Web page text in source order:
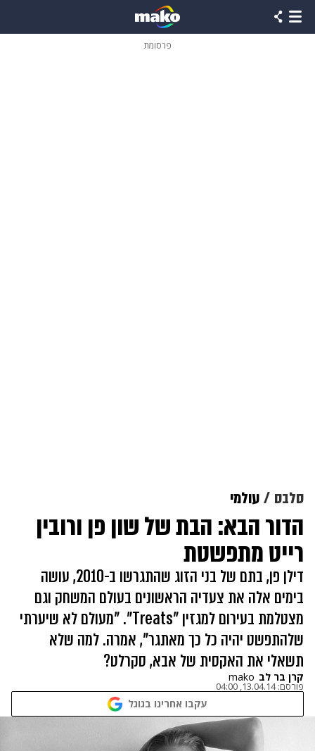
פרסומת
סלבס עולמי
הדור הבא: הבת של שון פן ורובין
רייט מתפשטת
דילן פן, בתם של בני הזוג שהתגרשו ב-2010, עושה
בימים אלה את צעדיה הראשונים בעולם המשחק וגם
מצטלמת בעירום למגזין "Treats". "מעולם לא שיערתי
שלהתפשט יהיה כל כך מאתגר", אמרה. למה שלא
תשאלי את האקסית של אבא, סקרלט?
קרן בר לב mako
פורסם:13.04.14, 04:00
עקבו אחרינו בגוגל